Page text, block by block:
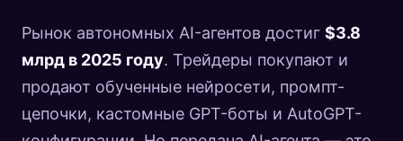
Рынок автономных AI-агентов достиг $3.8
млрд в 2025 году. Трейдеры покупают и
продают обученные нейросети, промпт-
цепочки, кастомные GPT-боты и AutoGPT-